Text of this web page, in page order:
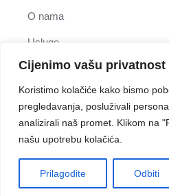
Cijenimo vašu privatnost
Koristimo kolačiće kako bismo
pregledavanja, posluživali
analizirali naš promet. Klikom na
našu upotrebu kolačića.
Prilagodite Odbiti
O nama
Usluge
Kontakt
NAZOVITE NAS
+385 91 2642 750
EMAIL